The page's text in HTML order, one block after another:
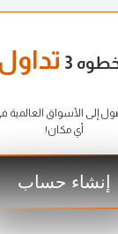
تداول
تداول
العالمية في أي
حساب